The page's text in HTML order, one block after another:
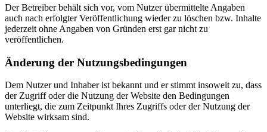
Der Betreiber behält sich vor, vom Nutzer übermittelte Angaben
auch nach erfolgter Veröffentlichung wieder zu löschen bzw. Inhalte
jederzeit ohne Angaben von Gründen erst gar nicht zu
veröffentlichen.
Änderung der Nutzungsbedingungen
Dem Nutzer und Inhaber ist bekannt und er stimmt insoweit zu, dass
der Zugriff oder die Nutzung der Website den Bedingungen
unterliegt, die zum Zeitpunkt Ihres Zugriffs oder der Nutzung der
Website wirksam sind.